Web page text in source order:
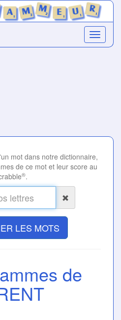
mot dans notre dictionnaire,
de ce mot et leur score au
®.
LES MOTS
de